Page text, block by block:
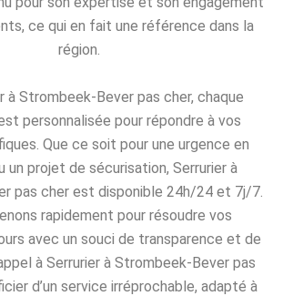
ce qui en fait une référence dans la
région.
à Strombeek-Bever pas cher, chaque
personnalisée pour répondre à vos
Que ce soit pour une urgence en
un projet de sécurisation, Serrurier à
pas cher est disponible 24h/24 et 7j/7.
rapidement pour résoudre vos
avec un souci de transparence et de
à Serrurier à Strombeek-Bever pas
d’un service irréprochable, adapté à